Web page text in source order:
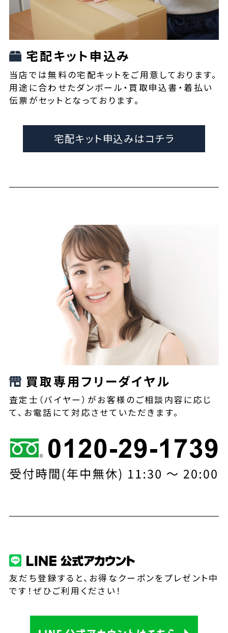
宅配キット申込み
当店では無料の宅配キットをご用意しております。
用途に合わせたダンボール・買取申込書・着払い
伝票がセットとなっております。
宅配キット申込みはコチラ
買取専用フリーダイヤル
査定士（バイヤー）がお客様のご相談内容に応じ
て、お電話にて対応させていただきます。
友だち登録すると、お得なクーポンをプレゼント中
です！ぜひご利用ください！